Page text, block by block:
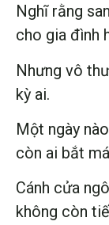
Nghĩ rằng
cho gia đình
Nhưng vô
kỳ ai.
Một ngày
còn ai bắt
Cánh cửa
không còn